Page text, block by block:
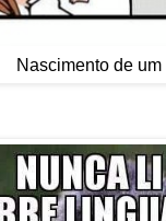
Nascimento de